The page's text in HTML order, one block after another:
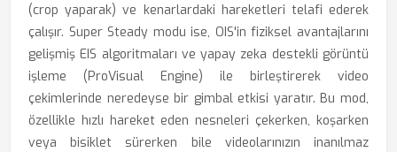
(crop yaparak) ve kenarlardaki hareketleri telafi ederek
çalışır. Super Steady modu ise, OIS'in fiziksel avantajlarını
gelişmiş EIS algoritmaları ve yapay zeka destekli görüntü
işleme (ProVisual Engine) ile birleştirerek video
çekimlerinde neredeyse bir gimbal etkisi yaratır. Bu mod,
özellikle hızlı hareket eden nesneleri çekerken, koşarken
veya bisiklet sürerken bile videolarınızın inanılmaz